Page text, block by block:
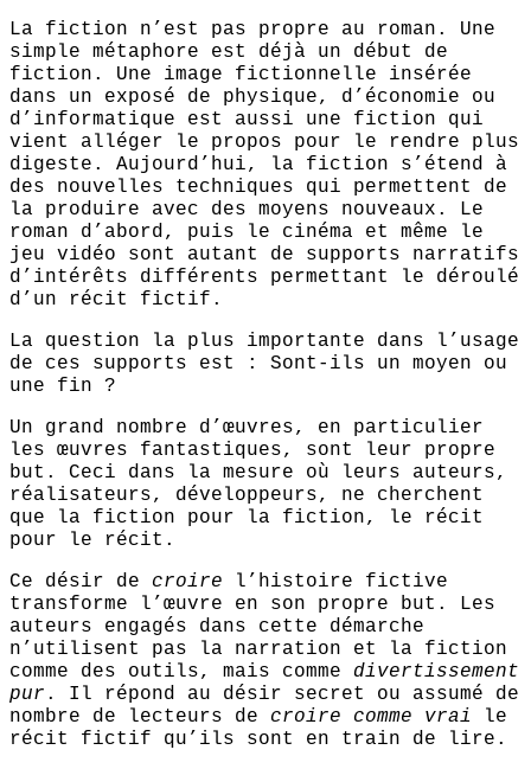
La fiction n’est pas propre au roman. Une
simple métaphore est déjà un début de
fiction. Une image fictionnelle insérée
dans un exposé de physique, d’économie ou
d’informatique est aussi une fiction qui
vient alléger le propos pour le rendre plus
digeste. Aujourd’hui, la fiction s’étend à
des nouvelles techniques qui permettent de
la produire avec des moyens nouveaux. Le
roman d’abord, puis le cinéma et même le
jeu vidéo sont autant de supports narratifs
d’intérêts différents permettant le déroulé
d’un récit fictif.
La question la plus importante dans l’usage
de ces supports est : Sont-ils un moyen ou
une fin ?
Un grand nombre d’œuvres, en particulier
les œuvres fantastiques, sont leur propre
but. Ceci dans la mesure où leurs auteurs,
réalisateurs, développeurs, ne cherchent
que la fiction pour la fiction, le récit
pour le récit.
Ce désir de croire l’histoire fictive
transforme l’œuvre en son propre but. Les
auteurs engagés dans cette démarche
n’utilisent pas la narration et la fiction
comme des outils, mais comme divertissement
pur . Il répond au désir secret ou assumé de
nombre de lecteurs de croire comme vrai
le
récit fictif qu’ils sont en train de lire.